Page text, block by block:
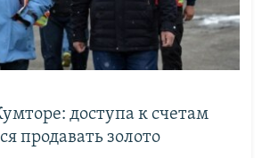
доступа к счетам
продавать золото